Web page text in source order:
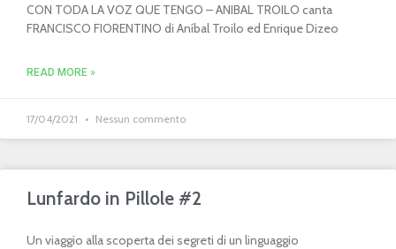
CON TODA LA VOZ QUE TENGO – ANIBAL TROILO canta
FRANCISCO FIORENTINO di Aníbal Troilo ed Enrique Dizeo
READ MORE »
17/04/2021 Nessun commento
Lunfardo in Pillole #2
Un viaggio alla scoperta dei segreti di un linguaggio